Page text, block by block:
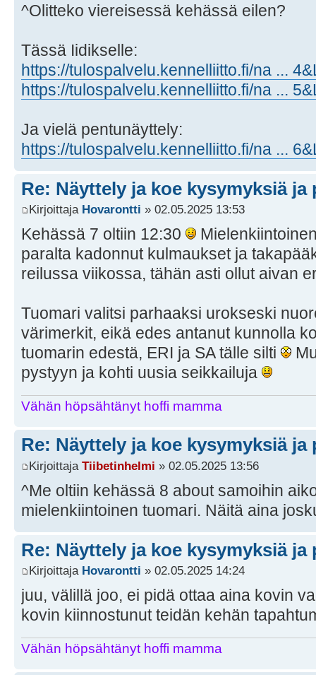
^Olitteko viereisessä kehässä eilen?
Tässä Iidikselle:
https://tulospalvelu.kennelliitto.fi/na ...
https://tulospalvelu.kennelliitto.fi/na ...
Ja vielä pentunäyttely:
https://tulospalvelu.kennelliitto.fi/na ...
Re: Näyttely ja koe kysymyksiä ja
Kirjoittaja Hovarontti » 02.05.2025 13:53
Kehässä 7 oltiin 12:30
paralta kadonnut kulmaukset ja
reilussa viikossa, tähän asti ollut aivan
Tuomari valitsi parhaaksi urokseski
värimerkit, eikä edes antanut kunnolla
tuomarin edestä, ERI ja SA tälle silti
pystyyn ja kohti uusia seikkailuja
Vähän höpsähtänyt hoffi mamma
Re: Näyttely ja koe kysymyksiä ja
Kirjoittaja Tiibetinhelmi » 02.05.2025 13:56
^Me oltiin kehässä 8 about samoihin
mielenkiintoinen tuomari. Näitä aina
Re: Näyttely ja koe kysymyksiä ja
Kirjoittaja Hovarontti » 02.05.2025 14:24
juu, välillä joo, ei pidä ottaa aina kovin
kovin kiinnostunut teidän kehän
Vähän höpsähtänyt hoffi mamma